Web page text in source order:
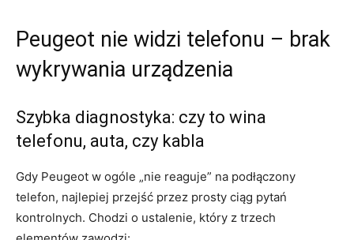
Peugeot nie widzi telefonu – brak
wykrywania urządzenia
Szybka diagnostyka: czy to wina
telefonu, auta, czy kabla
Gdy Peugeot w ogóle „nie reaguje” na podłączony
telefon, najlepiej przejść przez prosty ciąg pytań
kontrolnych. Chodzi o ustalenie, który z trzech